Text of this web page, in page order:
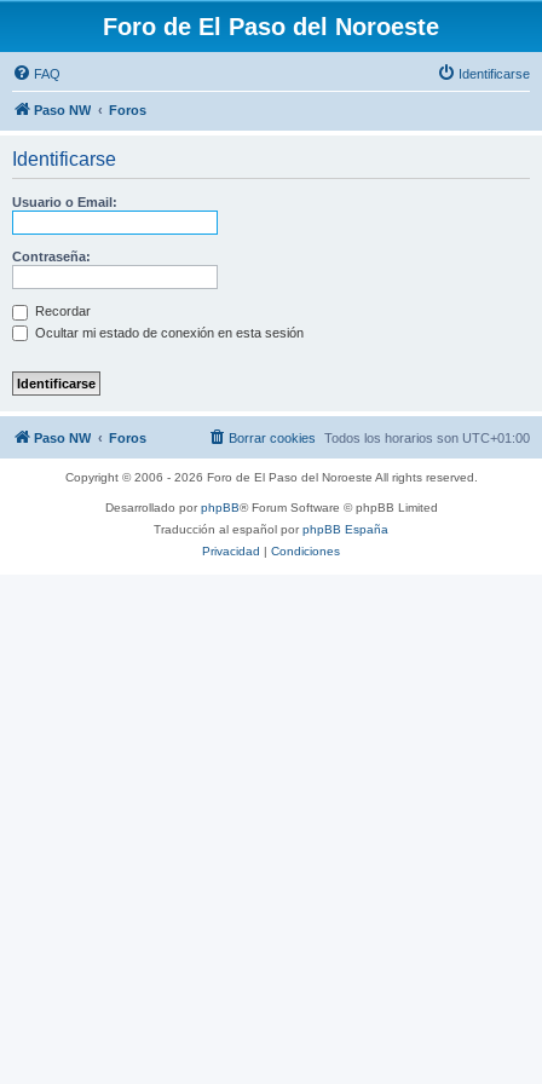
Foro de El Paso del Noroeste
FAQ Identificarse
Paso NW Foros
Identificarse
Usuario o Email:
Contraseña:
Recordar
Ocultar mi estado de conexión en esta sesión
Paso NW Foros Todos los horarios son UTC+01:00
Borrar cookies
Copyright © 2006 - 2026 Foro de El Paso del Noroeste All rights reserved.
Desarrollado porphpBB® Forum Software © phpBB Limited
Traducción al español porphpBB España
Privacidad | Condiciones